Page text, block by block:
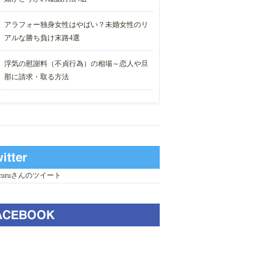
アラフォー独身女性はやばい？未婚女性のリ
アルな勝ち負け末路4選
浮気の慰謝料（不貞行為）の相場～恋人や旦
那に請求・取る方法
さんのツイート